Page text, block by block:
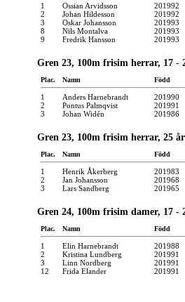
1 Ossian Arvidsson
201992
2
Johan Hildesson
201992
3
Oskar Johansson
201993
8
Nils Montalva
201993
9
Fredrik Hansson 201993
Gren 23, 100m frisim herrar, 17 -
Plac. Namn Född
1 Anders Harnebrandt
201990
2
Pontus Palmqvist
201991
3
Johan Widén 201986
Gren 23, 100m frisim herrar, 25
Plac. Namn Född
1 Henrik Åkerberg
201983
2
Jan Johansson
201968
3
Lars Sandberg 201965
Gren 24, 100m frisim damer, 17 -
Plac. Namn Född
1 Elin Harnebrandt
201988
2
Kristina Lundberg
201991
3
Linn Nordberg
201991
12
Frida Elander 201991